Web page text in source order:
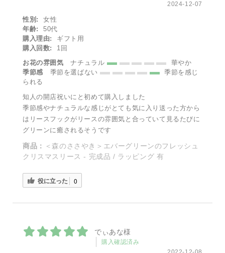
2024-12-07
性別:
女性
年齢:
50代
購入理由:
ギフト用
購入回数:
1回
お花の雰囲気
ナチュラル
華やか
季節感
季節を選ばない
季節を感じ
られる
知人の開店祝いにと初めて購入しました
季節感やナチュラルな感じがとても気に入り送った方から
はリースフックがリースの雰囲気と合っていて見るたびに
グリーンに癒されるそうです
商品：
＜森のささやき＞エバーグリーンのフレッシュ
クリスマスリース - 完成品 / ラッピング 有
役に立った 0
でぃあな様
購入確認済み